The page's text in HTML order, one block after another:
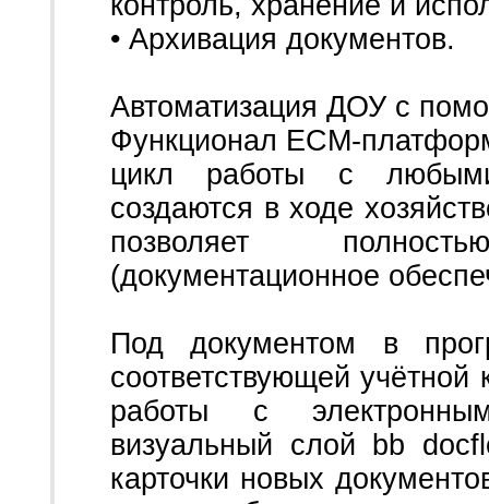
• Архивация документов.
Автоматизация ДОУ с
Функционал ECM-
цикл работы с
создаются в ходе
позволяет
(документационное
Под документом в
соответствующей
работы с
визуальный слой bb
карточки новых